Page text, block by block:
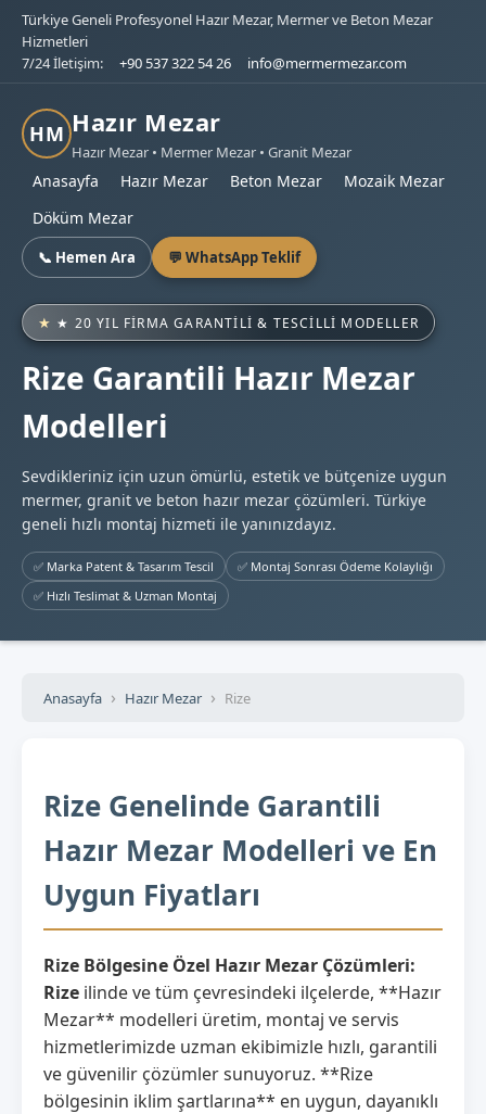
Türkiye Geneli Profesyonel Hazır Mezar, Mermer ve Beton Mezar
Hizmetleri
7/24 İletişim:
+90 537 322 54 26 info@mermermezar.com
HM Hazır Mezar
Hazır Mezar • Mermer Mezar • Granit Mezar
Anasayfa Hazır Mezar Beton Mezar
Mozaik Mezar
Döküm Mezar
📞 Hemen Ara 💬 WhatsApp Teklif
★ 20 YIL FIRMA GARANTILI & TESCILLI MODELLER
Rize Garantili Hazır Mezar
Modelleri
Sevdikleriniz için uzun ömürlü, estetik ve bütçenize uygun
mermer, granit ve beton hazır mezar çözümleri. Türkiye
geneli hızlı montaj hizmeti ile yanınızdayız.
✅ Marka Patent & Tasarım Tescil
✅ Montaj Sonrası Ödeme Kolaylığı
✅ Hızlı Teslimat & Uzman Montaj
Anasayfa Hazır Mezar Rize
Rize Genelinde Garantili
Hazır Mezar Modelleri ve En
Uygun Fiyatları
Rize Bölgesine Özel Hazır Mezar Çözümleri:
Rize ilinde ve tüm çevresindeki ilçelerde, **Hazır
Mezar** modelleri üretim, montaj ve servis
hizmetlerimizde uzman ekibimizle hızlı, garantili
ve güvenilir çözümler sunuyoruz. **Rize
bölgesinin iklim şartlarına** en uygun, dayanıklı